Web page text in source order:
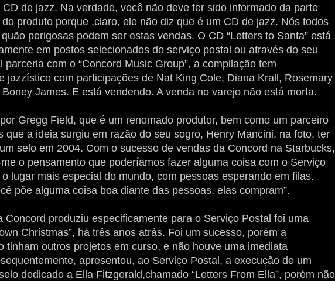
de jazz. Na verdade, você não deve ter sido informado da parte
produto porque ,claro, ele não diz que é um CD de jazz. Nós todos
perigosas podem ser estas vendas. O CD “Letters to Santa” está
em postos selecionados do serviço postal ou através do seu
parceria com o “Concord Music Group”, a compilação tem
jazzístico com participações de Nat King Cole, Diana Krall, Rosemary
James. E está vendendo. A venda no varejo não está morta.
Gregg Field, que é um renomado produtor, bem como um parceiro
que a ideia surgiu em razão do seu sogro, Henry Mancini, na foto, ter
selo em 2004. Com o sucesso de vendas da Concord na Starbucks,
o pensamento que poderíamos fazer alguma coisa com o Serviço
lugar mais especial do mundo, com pessoas esperando em filas.
põe alguma coisa boa diante das pessoas, elas compram”.
Concord produziu especificamente para o Serviço Postal foi uma
Christmas”, há três anos atrás. Foi um sucesso, porém a
tinham outros projetos em curso, e não houve uma imediata
apresentou, ao Serviço Postal, a execução de um
dedicado a Ella Fitzgerald,chamado “Letters From Ella”, porém não